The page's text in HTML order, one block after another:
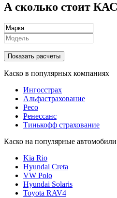
А сколько стоит
Показать расчеты
Каско в популярных компаниях
Ингосстрах
Альфастрахование
Ресо
Ренессанс
Тинькофф страхование
Каско на популярные автомобили
Kia Rio
Hyundai Creta
VW Polo
Hyundai Solaris
Toyota RAV4